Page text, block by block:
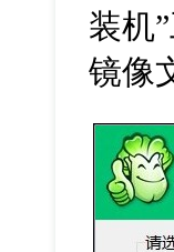
装机
镜像